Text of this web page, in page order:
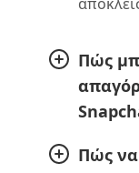
Πώς
Πώς